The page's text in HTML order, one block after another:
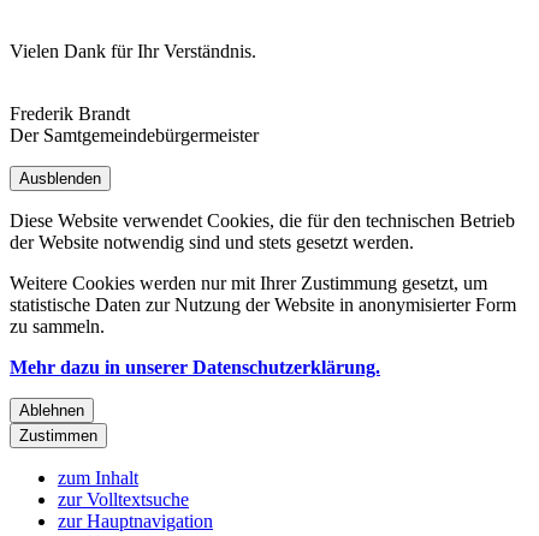
Vielen Dank für Ihr Verständnis.
Frederik Brandt
Der Samtgemeindebürgermeister
Ausblenden
Diese Website verwendet Cookies, die für den technischen Betrieb
der Website notwendig sind und stets gesetzt werden.
Weitere Cookies werden nur mit Ihrer Zustimmung gesetzt, um
statistische Daten zur Nutzung der Website in anonymisierter Form
zu sammeln.
Mehr dazu in unserer Datenschutzerklärung.
Ablehnen
Zustimmen
zum Inhalt
zur Volltextsuche
zur Hauptnavigation